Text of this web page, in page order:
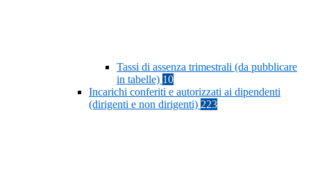
Tassi di assenza trimestrali (da pubblicare
in tabelle) 10
Incarichi conferiti e autorizzati ai dipendenti
(dirigenti e non dirigenti) 223